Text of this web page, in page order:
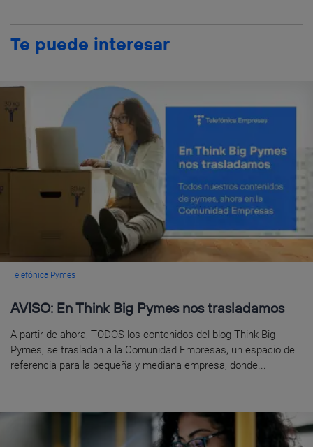
Te puede interesar
Telefónica Pymes
AVISO: En Think Big Pymes nos trasladamos
A partir de ahora, TODOS los contenidos del blog Think Big
Pymes, se trasladan a la Comunidad Empresas, un espacio de
referencia para la pequeña y mediana empresa, donde...